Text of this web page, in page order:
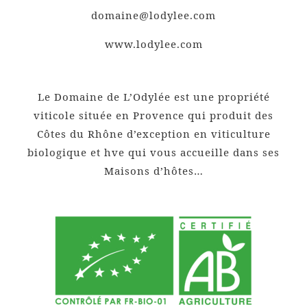
domaine@lodylee.com
www.lodylee.com
Le Domaine de L’Odylée est une propriété
viticole située en Provence qui produit des
Côtes du Rhône d’exception en viticulture
biologique et hve qui vous accueille dans ses
Maisons d’hôtes…